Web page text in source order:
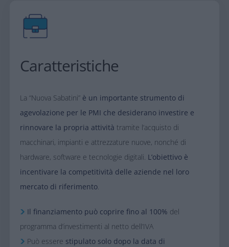
Caratteristiche
La “Nuova Sabatini” è un importante strumento di
agevolazione per le PMI che desiderano investire e
rinnovare la propria attività tramite l’acquisto di
macchinari, impianti e attrezzature nuove, nonché di
hardware, software e tecnologie digitali. L’obiettivo è
incentivare la competitività delle aziende nel loro
mercato di riferimento.​
Il finanziamento può coprire fino al 100% del
programma d’investimenti al netto dell’IVA
Può essere stipulato solo dopo la data di